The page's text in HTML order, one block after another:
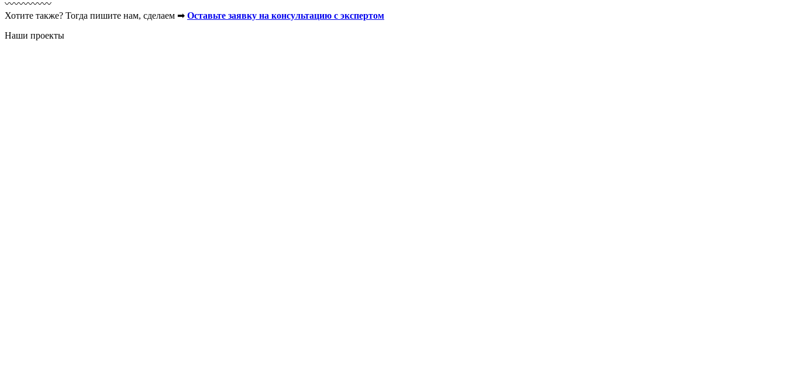
〰️〰️〰️〰️〰️
Хотите также? Тогда пишите нам, сделаем ➡ Оставьте заявку на консультацию с экспертом
Наши проекты